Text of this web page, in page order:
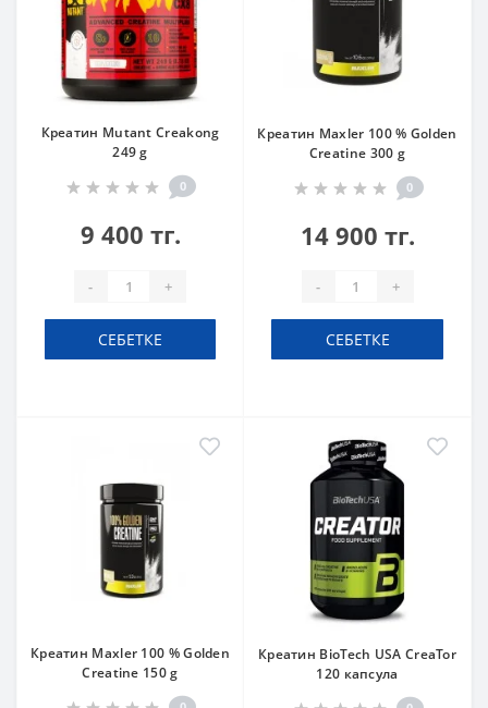
Креатин Mutant Creakong
249 g
0
9 400 тг.
- +
СЕБЕТКЕ
Креатин Maxler 100 % Golden
Creatine 300 g
0
14 900 тг.
- +
СЕБЕТКЕ
Креатин Maxler 100 % Golden
Creatine 150 g
Креатин BioTech USA CreaTor
120 капсула